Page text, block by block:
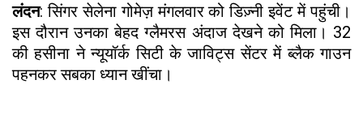
लंदन: सिंगर सेलेना गोमेज़ मंगलवार को डिज़्नी इवेंट में पहुंची।
इस दौरान उनका बेहद ग्लैमरस अंदाज देखने को मिला। 32
की हसीना ने न्यूयॉर्क सिटी के जाविट्स सेंटर में ब्लैक गाउन
पहनकर सबका ध्यान खींचा।